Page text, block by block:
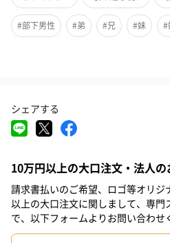
気温や気圧、天候の変化によって中
を生きていることを結晶が教えてく
と薄明るくなってくる夜明けをイ
す。
#部下男性 #弟 #兄 #妹 #
#彼氏 #女友達
#父親 #彼女
#同僚女性 #同僚男性 #男子大学
#30代 #40代 #50代 #60代
シェアする
10万円以上の大口注文・法人
請求書払いのご希望、ロゴ等オリ
以上の大口注文に関しまして、専門
で、以下フォームよりお問い合わせ